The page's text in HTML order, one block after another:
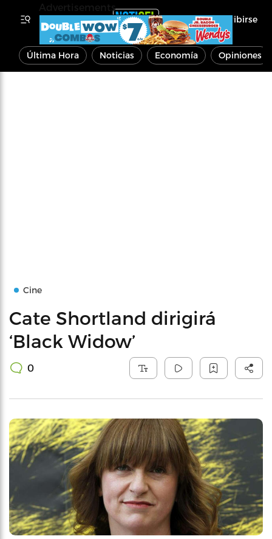
Inscribirse
Última Hora Noticias Economía Opiniones
Cine
Cate Shortland dirigirá
‘Black Widow’
0
Advertisements